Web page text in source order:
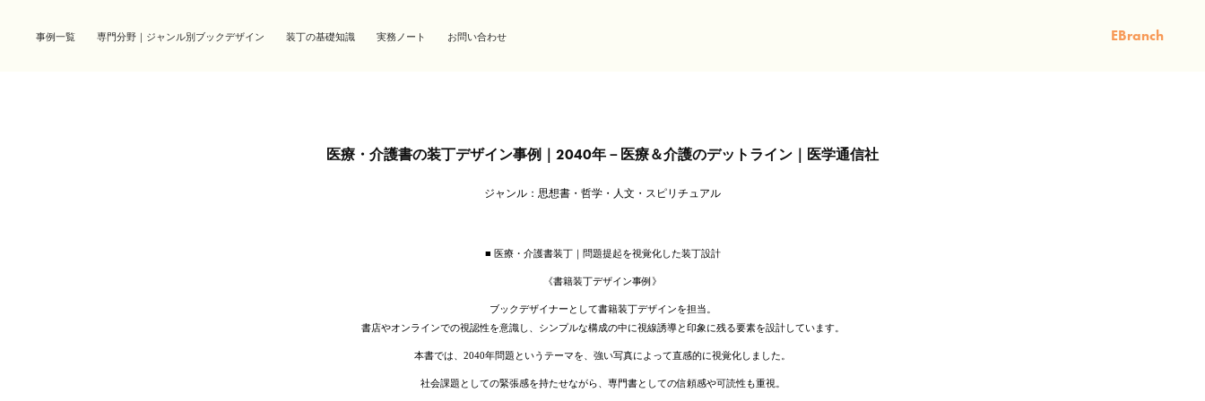
事例一覧 専門分野｜ジャンル別ブックデザイン 装丁の基礎知識 実務ノート お問い合わせ EBranch
医療・介護書の装丁デザイン事例｜2040年－医療＆介護のデットライン｜医学通信社
ジャンル：思想書・哲学・人文・スピリチュアル
■ 医療・介護書装丁｜問題提起を視覚化した装丁設計
《書籍装丁デザイン事例》
ブックデザイナーとして書籍装丁デザインを担当。
書店やオンラインでの視認性を意識し、シンプルな構成の中に視線誘導と印象に残る要素を設計しています。
本書では、2040年問題というテーマを、強い写真によって直感的に視覚化しました。
社会課題としての緊張感を持たせながら、専門書としての信頼感や可読性も重視。